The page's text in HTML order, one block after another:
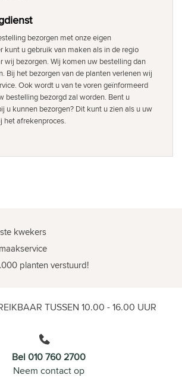
bezorgen met onze eigen
kunt u gebruik van maken als in de regio
wij bezorgen. Wij komen uw bestelling dan
Bij het bezorgen van de planten verlenen wij
Ook wordt u van te voren geïnformeerd
bestelling bezorgd zal worden. Bent u
u kunnen bezorgen? Dit kunt u zien als u uw
het afrekenproces.
kwekers
planten verstuurd!
TUSSEN 10.00 - 16.00 UUR
Bel 010 760 2700
Neem contact op